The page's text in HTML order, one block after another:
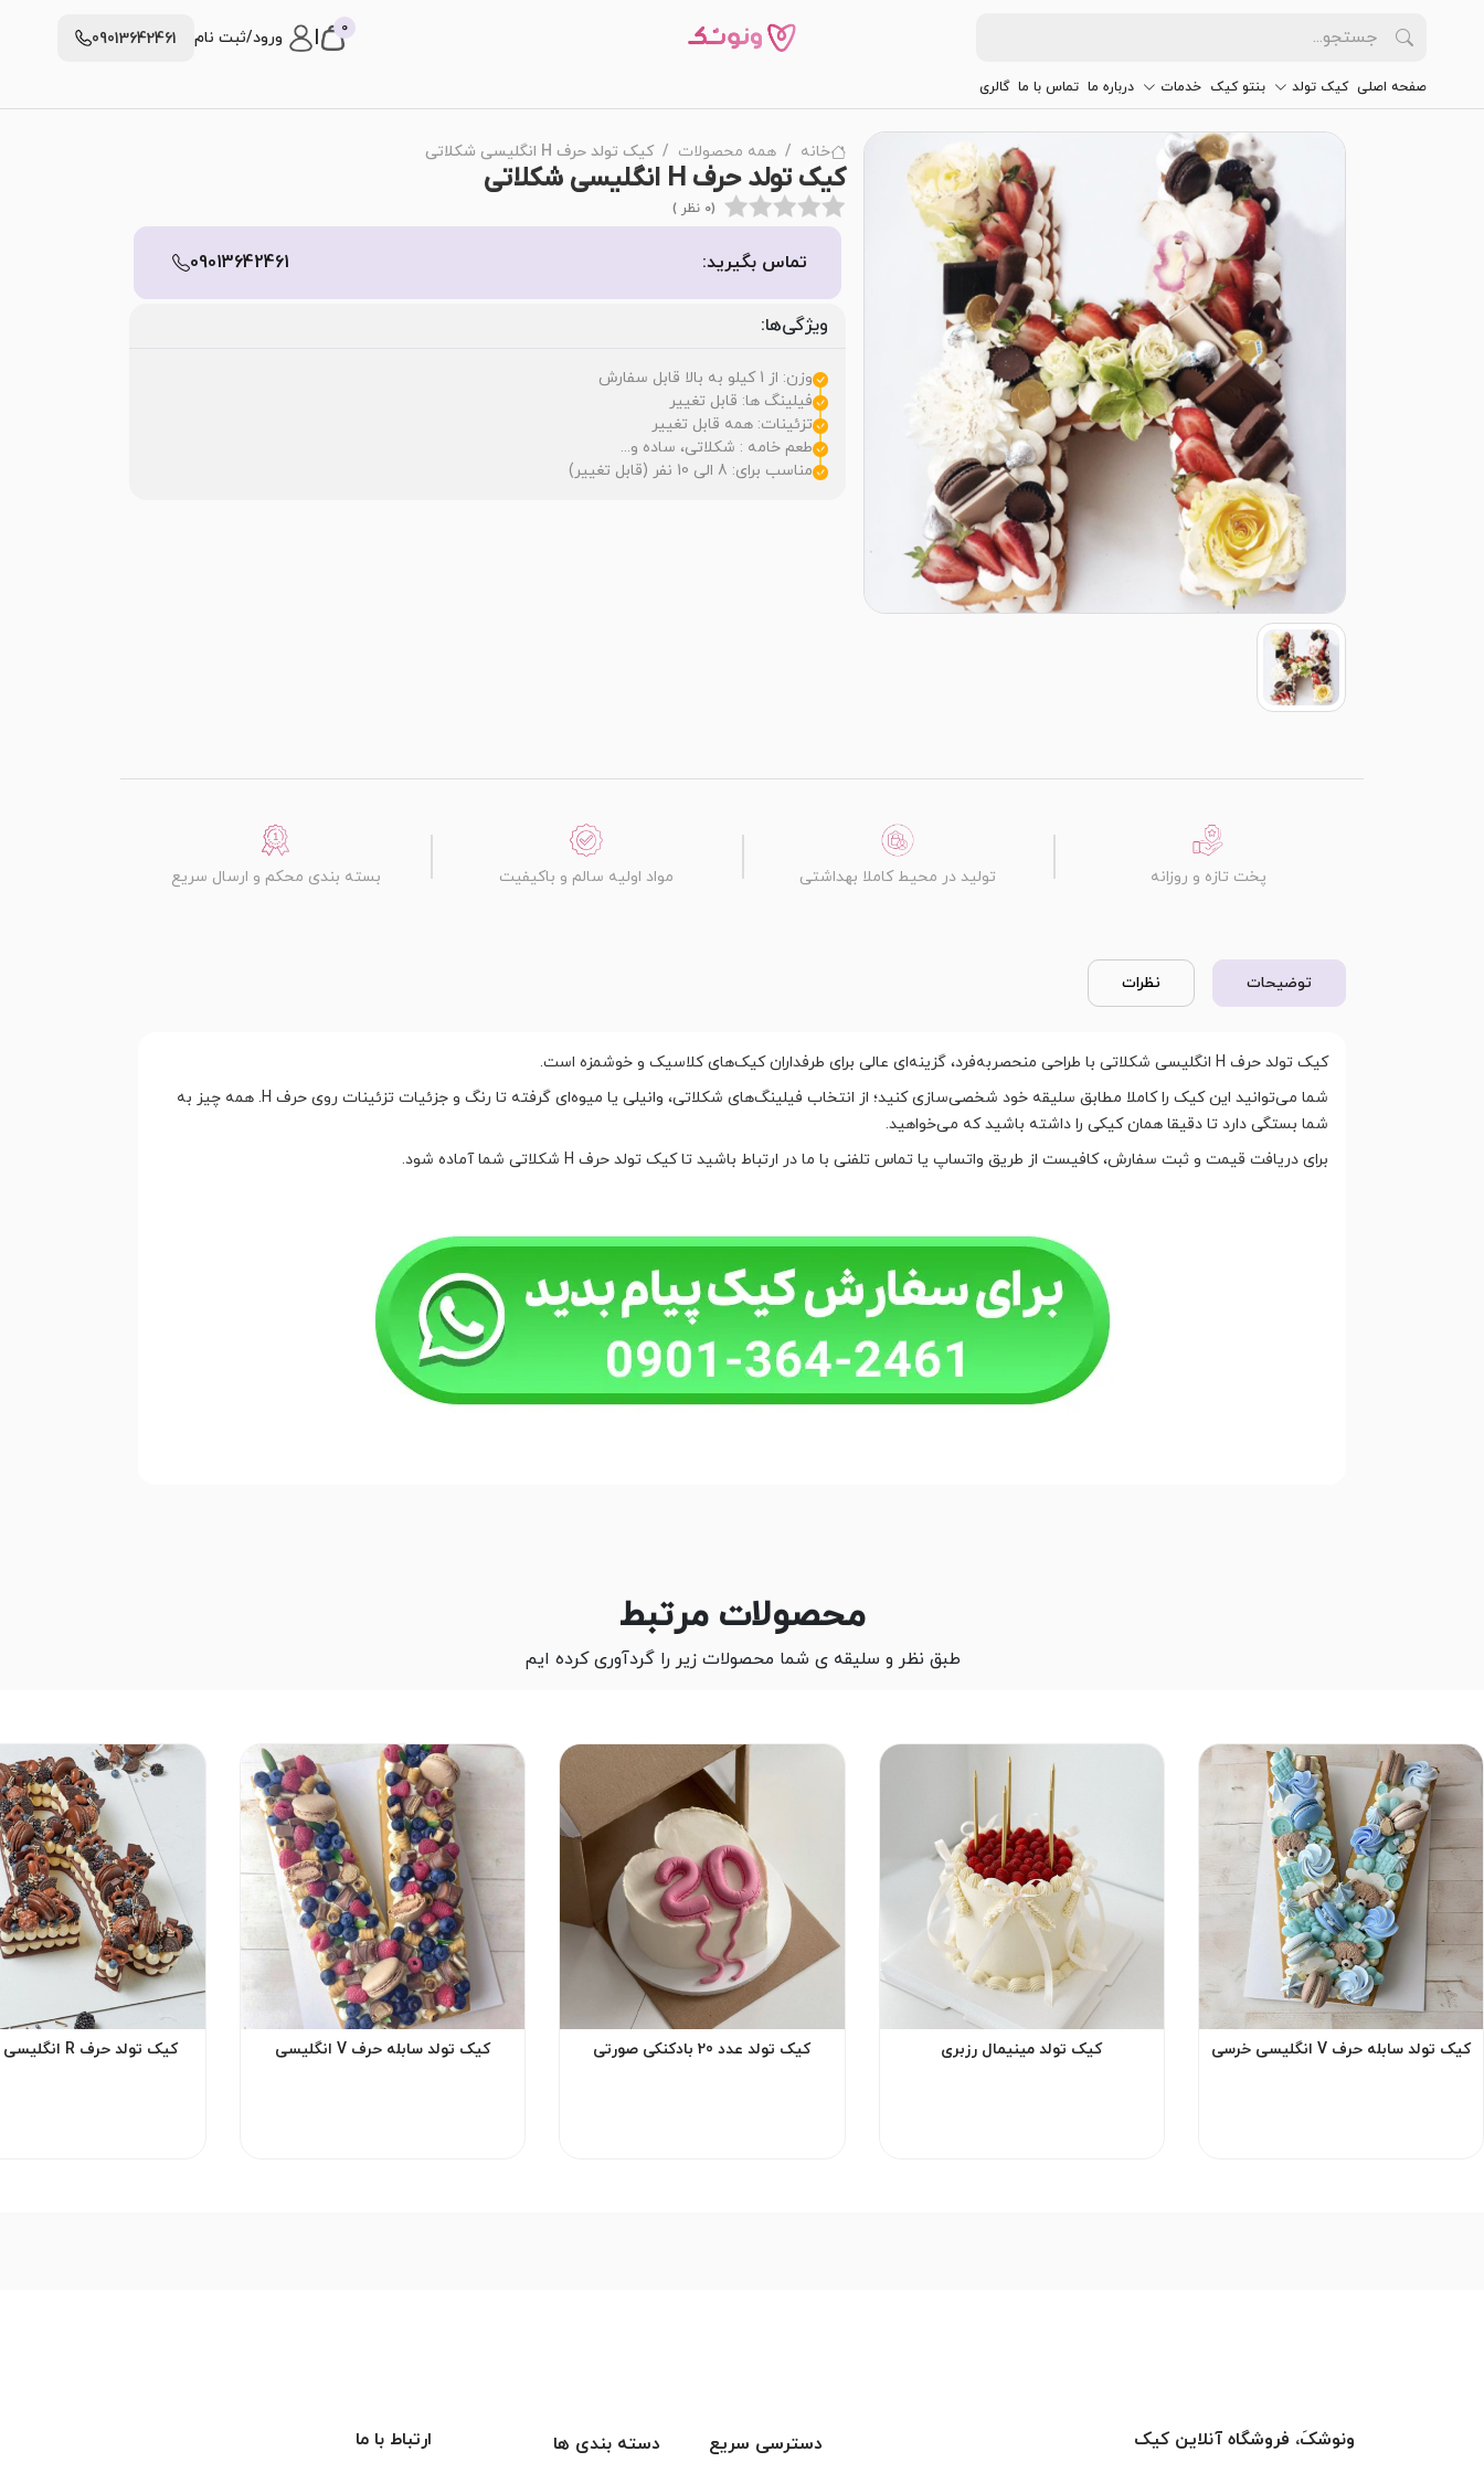
0 ورود/ثبت نام 09013642461
صفحه اصلی کیک تولد بنتو کیک خدمات درباره ما تماس با ما گالری
خانه همه محصولات کیک تولد حرف H انگلیسی شکلاتی
کیک تولد حرف H انگلیسی شکلاتی
(0 نظر )
تماس بگیرید: 09013642461
ویژگی‌ها:
وزن: از 1 کیلو به بالا قابل سفارش
فیلینگ ها: قابل تغییر
تزئینات: همه قابل تغییر
طعم خامه : شکلاتی، ساده و...
مناسب برای: 8 الی 10 نفر (قابل تغییر)
پخت تازه و روزانه تولید در محیط کاملا بهداشتی مواد اولیه سالم و باکیفیت بسته بندی محکم و ارسال سریع
توضیحات نظرات
کیک تولد حرف H انگلیسی شکلاتی با طراحی منحصربه‌فرد، گزینه‌ای عالی برای طرفداران کیک‌های کلاسیک و خوشمزه است.
شما می‌توانید این کیک را کاملا مطابق سلیقه خود شخصی‌سازی کنید؛ از انتخاب فیلینگ‌های شکلاتی، وانیلی یا میوه‌ای گرفته تا رنگ و جزئیات تزئینات روی حرف H. همه چیز به
شما بستگی دارد تا دقیقا همان کیکی را داشته باشید که می‌خواهید.
برای دریافت قیمت و ثبت سفارش، کافیست از طریق واتساپ یا تماس تلفنی با ما در ارتباط باشید تا کیک تولد حرف H شکلاتی شما آماده شود.
محصولات مرتبط
طبق نظر و سلیقه ی شما محصولات زیر را گردآوری کرده ایم
کیک تولد سابله حرف V انگلیسی خرسی
کیک تولد مینیمال رزبری کیک تولد عدد 20 بادکنکی صورتی کیک تولد سابله حرف V انگلیسی کیک تولد حرف R انگلیسی شکلاتی
ونوشکَ، فروشگاه آنلاین کیک دسترسی سریع دسته بندی ها ارتباط با ما